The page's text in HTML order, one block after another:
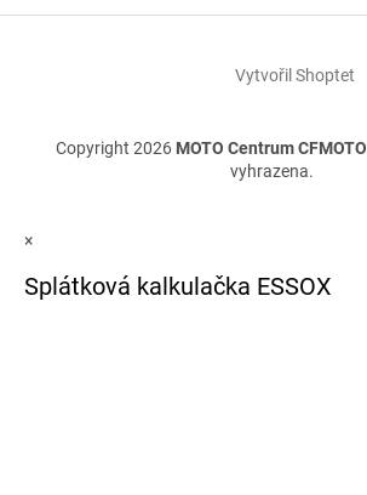
Vytvořil Shoptet
Copyright 2026 MOTO Centrum CFMOTO
vyhrazena.
×
Splátková kalkulačka ESSOX